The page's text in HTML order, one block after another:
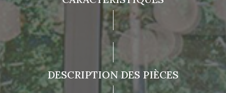
DESCRIPTION DES PIÈCES